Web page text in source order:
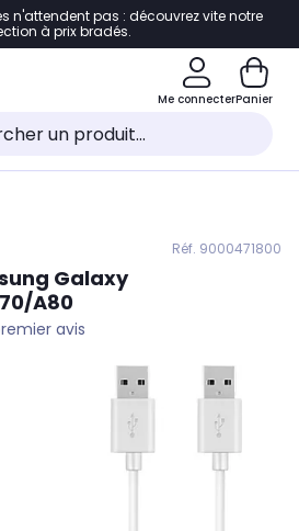
à la navigation
pied de page
au chatbot
n'attendent pas : découvrez vite notre
à prix bradés.
Me connecterPanier
Réf. 9000471800
Galaxy
A80
avis